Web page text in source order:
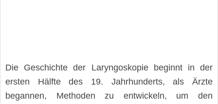
Die Geschichte der Laryngoskopie beginnt in der
ersten Hälfte des 19. Jahrhunderts, als Ärzte
begannen, Methoden zu entwickeln, um den